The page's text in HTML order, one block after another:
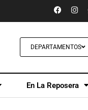
DEPARTAMENTOS
En La Reposera